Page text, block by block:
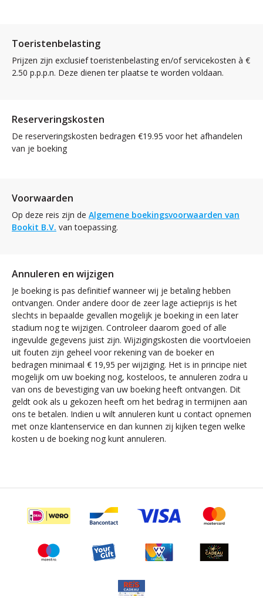
Toeristenbelasting
Prijzen zijn exclusief toeristenbelasting en/of servicekosten à €
2.50 p.p.p.n. Deze dienen ter plaatse te worden voldaan.
Reserveringskosten
De reserveringskosten bedragen €19.95 voor het afhandelen
van je boeking
Voorwaarden
Op deze reis zijn de Algemene boekingsvoorwaarden van
Bookit B.V. van toepassing.
Annuleren en wijzigen
Je boeking is pas definitief wanneer wij je betaling hebben
ontvangen. Onder andere door de zeer lage actieprijs is het
slechts in bepaalde gevallen mogelijk je boeking in een later
stadium nog te wijzigen. Controleer daarom goed of alle
ingevulde gegevens juist zijn. Wijzigingskosten die voortvloeien
uit fouten zijn geheel voor rekening van de boeker en
bedragen minimaal € 19,95 per wijziging. Het is in principe niet
mogelijk om uw boeking nog, kosteloos, te annuleren zodra u
van ons de bevestiging van uw boeking heeft ontvangen. Dit
geldt ook als u gekozen heeft om het bedrag in termijnen aan
ons te betalen. Indien u wilt annuleren kunt u contact opnemen
met onze klantenservice en dan kunnen zij kijken tegen welke
kosten u de boeking nog kunt annuleren.